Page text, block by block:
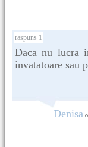
raspuns 1
Daca nu lucra
invatatoare sau
Denisa